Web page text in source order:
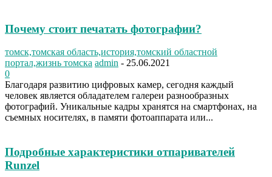
Почему стоит печатать фотографии?
томск,томская область,история,томский областной
портал,жизнь томска admin - 25.06.2021
0
Благодаря развитию цифровых камер, сегодня каждый
человек является обладателем галереи разнообразных
фотографий. Уникальные кадры хранятся на смартфонах, на
съемных носителях, в памяти фотоаппарата или...
Подробные характеристики отпаривателей
Runzel